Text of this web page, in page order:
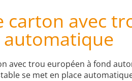
carton avec
avec trou européen à fond
se met en place